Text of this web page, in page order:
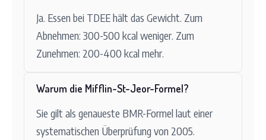
Ja. Essen bei TDEE hält das Gewicht. Zum
Abnehmen: 300-500 kcal weniger. Zum
Zunehmen: 200-400 kcal mehr.
Warum die Mifflin-St-Jeor-Formel?
Sie gilt als genaueste BMR-Formel laut einer
systematischen Überprüfung von 2005.